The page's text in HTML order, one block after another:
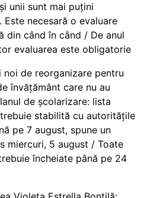
unii sunt mai puțini
Este necesară o evaluare
din când în când / De anul
evaluarea este obligatorie
noi de reorganizare pentru
învățământ care nu au
de școlarizare: lista
stabilită cu autoritățile
pe 7 august, spune un
miercuri, 5 august / Toate
încheiate până pe 24